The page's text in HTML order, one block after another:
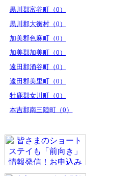
黒川郡富谷町（0）
黒川郡大衡村（0）
加美郡色麻町（0）
加美郡加美町（0）
遠田郡涌谷町（0）
遠田郡美里町（0）
牡鹿郡女川町（0）
本吉郡南三陸町（0）